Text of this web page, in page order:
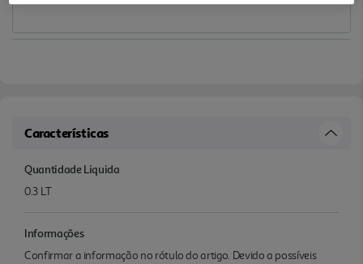
Características
Quantidade Liquida
0.3 LT
Informações
Confirmar a informação no rótulo do artigo. Devido a possíveis